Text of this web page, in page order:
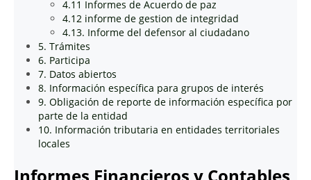
4.11 Informes de Acuerdo de paz
4.12 informe de gestion de integridad
4.13. Informe del defensor al ciudadano
5. Trámites
6. Participa
7. Datos abiertos
8. Información específica para grupos de interés
9. Obligación de reporte de información específica por
parte de la entidad
10. Información tributaria en entidades territoriales
locales